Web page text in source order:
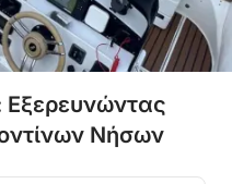
Εξερευνώντας
Νήσων